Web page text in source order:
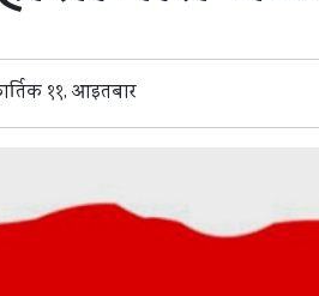
११, आइतबार